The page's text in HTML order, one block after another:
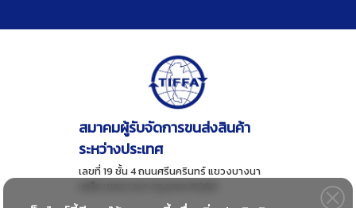
สมาคมผู้รับจัดการขนส่งสินค้า
ระหว่างประเทศ
เลขที่ 19 ชั้น 4 ถนนศรีนครินทร์ แขวงบางนา